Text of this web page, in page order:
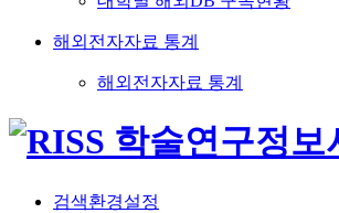
해외전자자료 통계
해외전자자료 통계
검색환경설정